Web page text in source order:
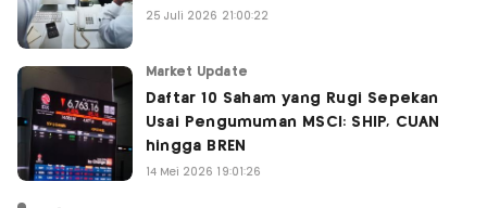
25 Juli 2026 21:00:22
Market Update
Daftar 10 Saham yang Rugi Sepekan
Usai Pengumuman MSCI: SHIP, CUAN
hingga BREN
14 Mei 2026 19:01:26